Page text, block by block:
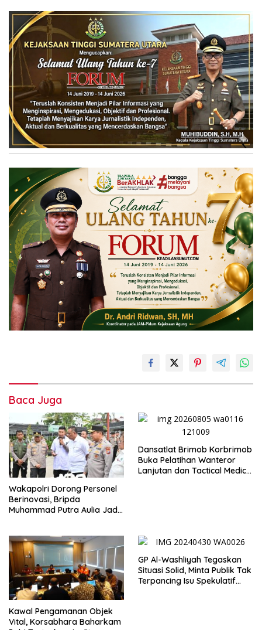
Baca Juga
Wakapolri Dorong Personel
Berinovasi, Bripda
Muhammad Putra Aulia Jadi
Dansatlat Brimob Korbrimob
Buka Pelatihan Wanteror
Lanjutan dan Tactical Medic
Kawal Pengamanan Objek
Vital, Korsabhara Baharkam
GP Al-Washliyah Tegaskan
Situasi Solid, Minta Publik Tak
Terpancing Isu Spekulatif